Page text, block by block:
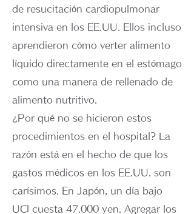
de resucitación cardiopulmonar
intensiva en los EE.UU. Ellos incluso
aprendieron cómo verter alimento
líquido directamente en el estómago
como una manera de rellenado de
alimento nutritivo.
¿Por qué no se hicieron estos
procedimientos en el hospital? La
razón está en el hecho de que los
gastos médicos en los EE.UU. son
carísimos. En Japón, un día bajo
UCI cuesta 47.000 yen. Agregar los